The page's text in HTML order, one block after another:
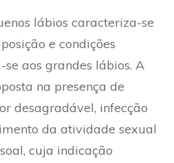
lábios caracteriza-se
e condições
se aos grandes lábios. A
na presença de
desagradável, infecção
da atividade sexual
cuja indicação